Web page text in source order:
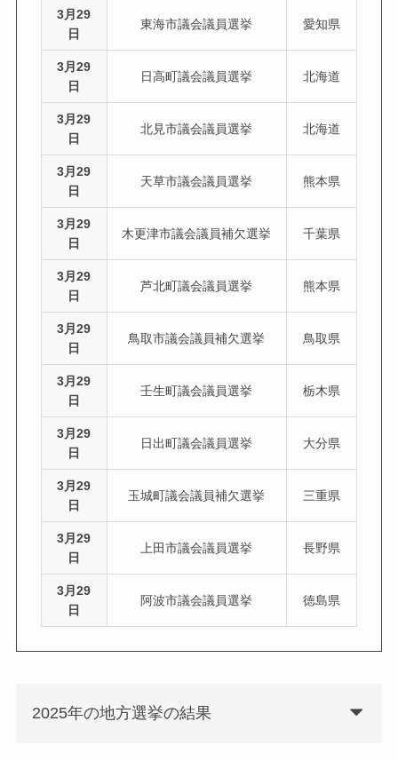
3月29
日
東海市議会議員選挙 愛知県
3月29
日
日高町議会議員選挙 北海道
3月29
日
北見市議会議員選挙 北海道
3月29
日
天草市議会議員選挙 熊本県
3月29
日
木更津市議会議員補欠選挙 千葉県
3月29
日
芦北町議会議員選挙 熊本県
3月29
日
鳥取市議会議員補欠選挙 鳥取県
3月29
日
壬生町議会議員選挙 栃木県
3月29
日
日出町議会議員選挙 大分県
3月29
日
玉城町議会議員補欠選挙 三重県
3月29
日
上田市議会議員選挙 長野県
3月29
日
阿波市議会議員選挙 徳島県
2025年の地方選挙の結果